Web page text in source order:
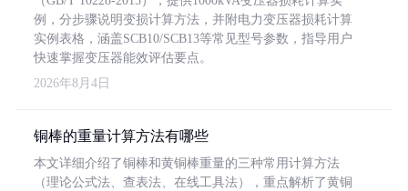
例，分步骤说明变损计算方法，并附电力变压器损耗计算
实例表格，涵盖SCB10/SCB13等常见型号参数，指导用户
快速掌握变压器能效评估要点。
2026年8月4日
铜棒的重量计算方法有哪些
本文详细介绍了铜棒和黄铜棒重量的三种常用计算方法
（理论公式法、查表法、在线工具法），重点解析了黄铜